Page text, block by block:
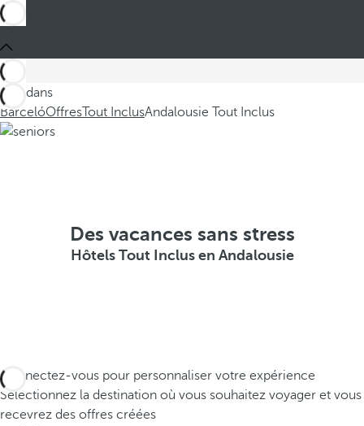
Ces dans
BarcelóOffresTout InclusAndalousie Tout Inclus
Des vacances sans stress
Hôtels Tout Inclus en Andalousie
Connectez-vous pour personnaliser votre expérience
Sélectionnez la destination où vous souhaitez voyager et vous
recevrez des offres créées